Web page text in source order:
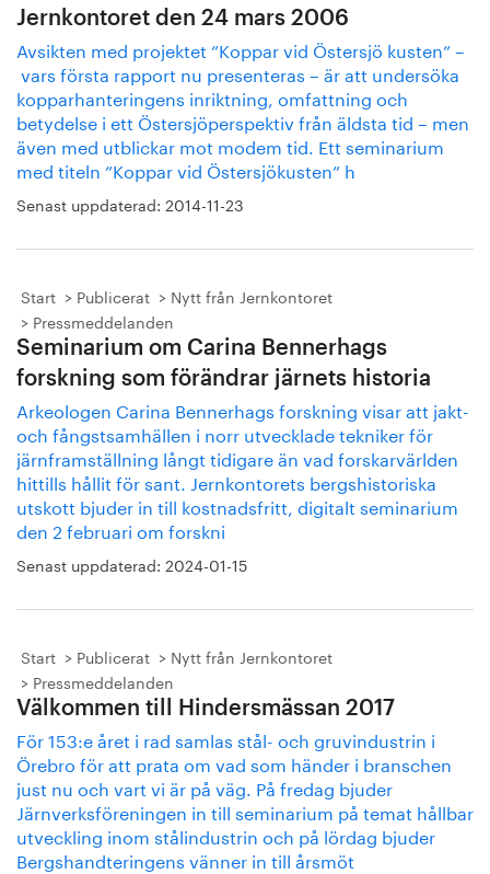
Jernkontoret den 24 mars 2006
Avsikten med projektet ”Koppar vid Östersjö kusten” –
vars första rapport nu presenteras – är att undersöka
kopparhanteringens inriktning, omfattning och
betydelse i ett Östersjöperspektiv från äldsta tid – men
även med utblickar mot modem tid. Ett seminarium
med titeln ”Koppar vid Östersjökusten” h
Senast uppdaterad: 2014-11-23
Start Publicerat
Nytt från Jernkontoret
Pressmeddelanden
Seminarium om Carina Bennerhags
forskning som förändrar järnets historia
Arkeologen Carina Bennerhags forskning visar att jakt-
och fångstsamhällen i norr utvecklade tekniker för
järnframställning långt tidigare än vad forskarvärlden
hittills hållit för sant. Jernkontorets bergshistoriska
utskott bjuder in till kostnadsfritt, digitalt seminarium
den 2 februari om forskni
Senast uppdaterad: 2024-01-15
Start Publicerat
Nytt från Jernkontoret
Pressmeddelanden
Välkommen till Hindersmässan 2017
För 153:e året i rad samlas stål- och gruvindustrin i
Örebro för att prata om vad som händer i branschen
just nu och vart vi är på väg. På fredag bjuder
Järnverksföreningen in till seminarium på temat hållbar
utveckling inom stålindustrin och på lördag bjuder
Bergshandteringens vänner in till årsmöt